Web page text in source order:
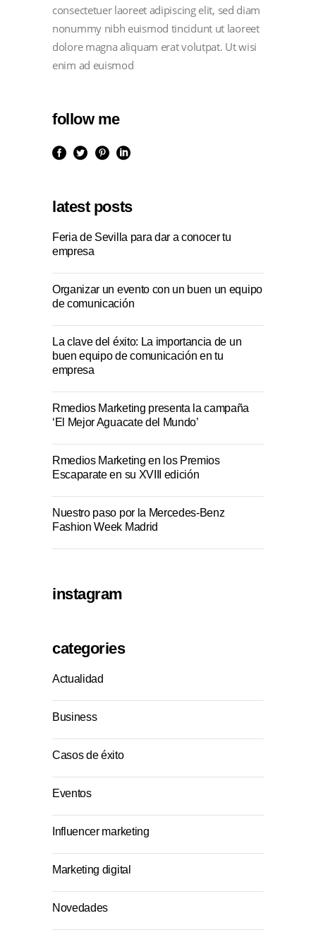
consectetuer laoreet adipiscing elit, sed diam
nonummy nibh euismod tincidunt ut laoreet
dolore magna aliquam erat volutpat. Ut wisi
enim ad euismod
follow me
latest posts
Feria de Sevilla para dar a conocer tu
empresa
Organizar un evento con un buen un equipo
de comunicación
La clave del éxito: La importancia de un
buen equipo de comunicación en tu
empresa
Rmedios Marketing presenta la campaña
‘El Mejor Aguacate del Mundo’
Rmedios Marketing en los Premios
Escaparate en su XVIII edición
Nuestro paso por la Mercedes-Benz
Fashion Week Madrid
instagram
categories
Actualidad
Business
Casos de éxito
Eventos
Influencer marketing
Marketing digital
Novedades